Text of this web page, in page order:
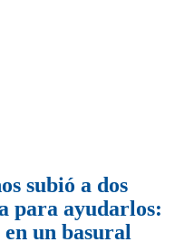
subió a dos
para ayudarlos:
un basural